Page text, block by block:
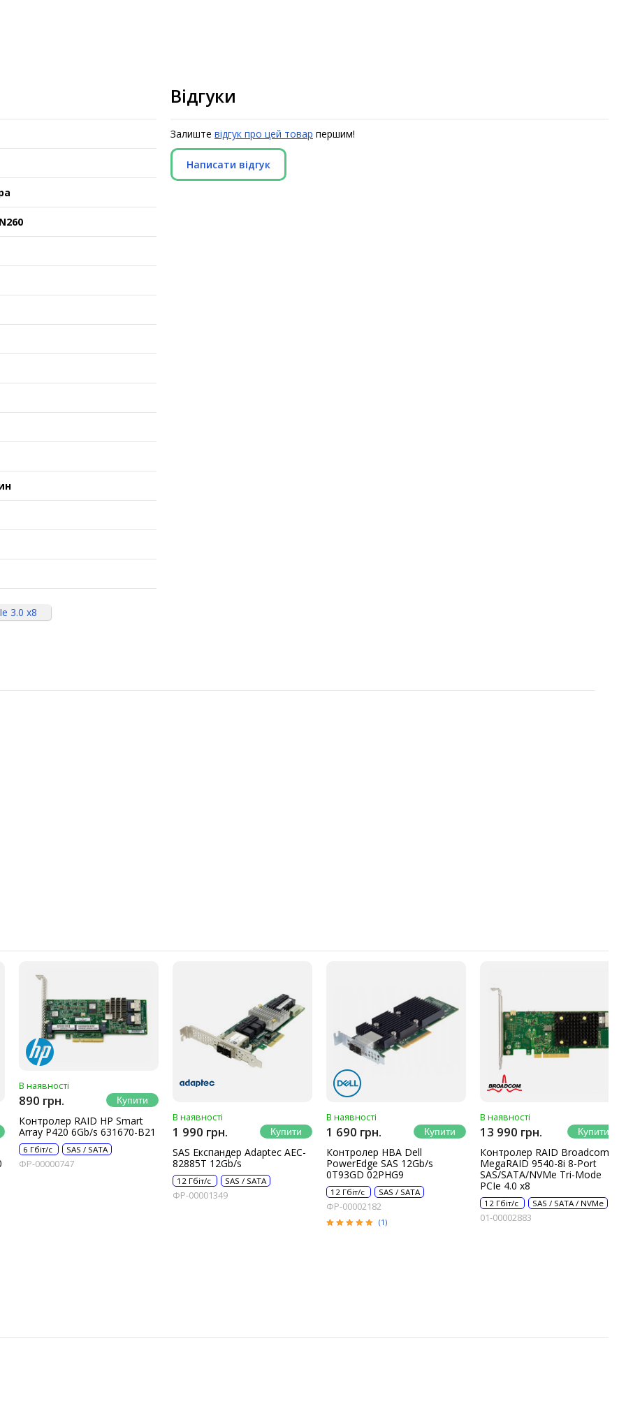
3.0 x8
Відгуки
Залиште відгук про цей товар першим!
Написати відгук
В наявності
890 грн.
Контролер RAID HP Smart
Array P420 6Gb/s 631670-B21
6 Гбіт/с SAS / SATA
ФР-00000747
В наявності
1 990 грн.
SAS Експандер Adaptec AEC-
82885T 12Gb/s
12 Гбіт/с SAS / SATA
ФР-00001349
В наявності
1 690 грн.
Контролер HBA Dell
PowerEdge SAS 12Gb/s
0T93GD 02PHG9
12 Гбіт/с SAS / SATA
ФР-00002182
(1)
В наявності
13 990 грн.
Контролер RAID Broadcom
MegaRAID 9540-8i 8-Port
SAS/SATA/NVMe Tri-Mode
PCIe 4.0 x8
12 Гбіт/с SAS / SATA / NVMe
01-00002883